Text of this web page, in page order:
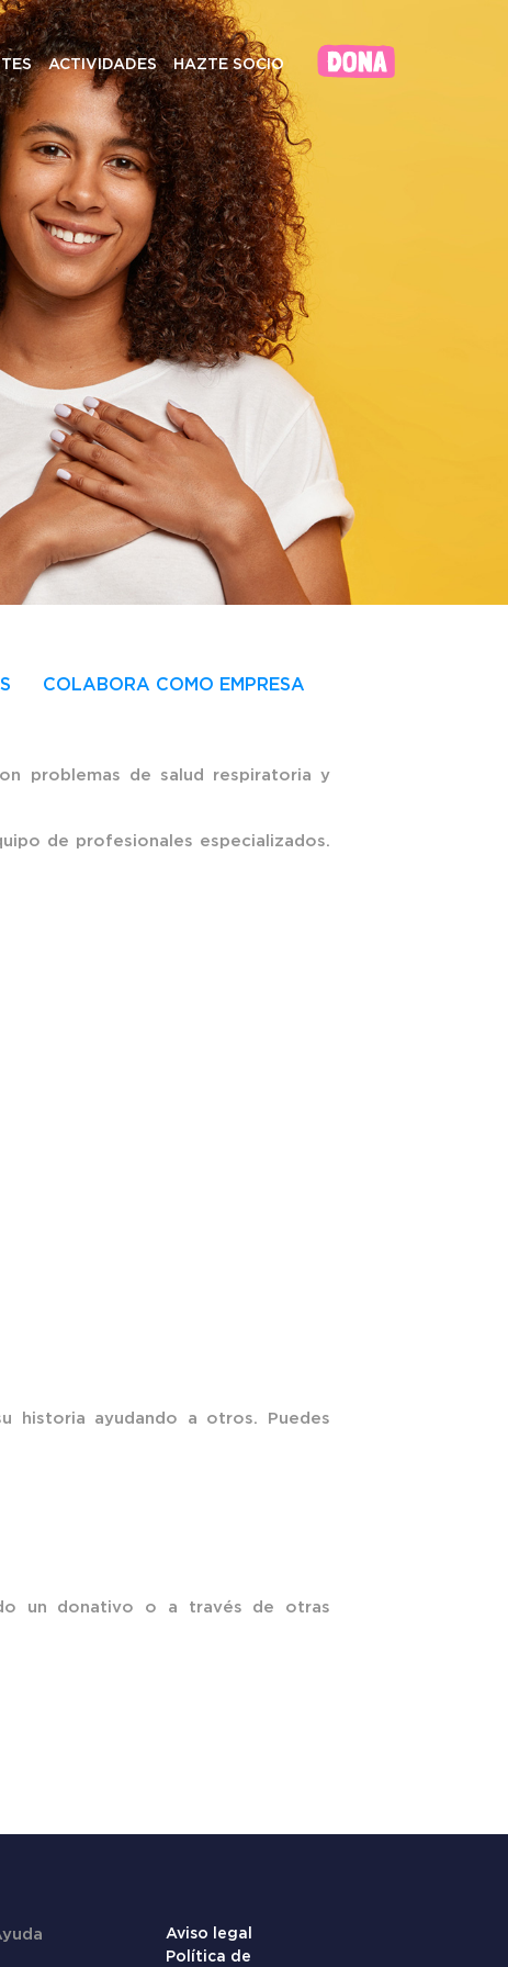
ACTIVIDADES HAZTE SOCIO
COLABORA COMO EMPRESA
problemas de salud respiratoria y
de profesionales especializados.
historia ayudando a otros. Puedes
un donativo o a través de otras
Aviso legal
Política de